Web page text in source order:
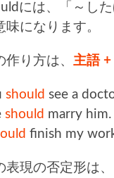
には、「～し
味になります。
作り方は、 主語
should see a
should marry him.
finish my
表現の否定形は、